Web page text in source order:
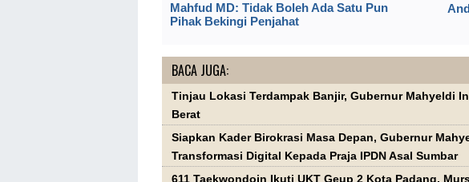
Mahfud MD: Tidak Boleh Ada Satu Pun
Pihak Bekingi Penjahat
BACA JUGA:
Tinjau Lokasi Terdampak Banjir, Gubernur Mahyeldi
Berat
Siapkan Kader Birokrasi Masa Depan, Gubernur
Transformasi Digital Kepada Praja IPDN Asal Sumbar
611 Taekwondoin Ikuti UKT Geup 2 Kota Padang,